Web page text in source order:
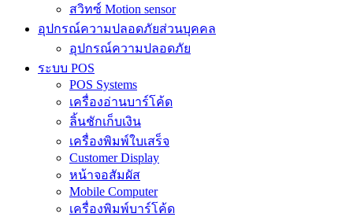
สวิทซ์ Motion sensor
อุปกรณ์ความปลอดภัยส่วนบุคคล
อุปกรณ์ความปลอดภัย
ระบบ POS
POS Systems
เครื่องอ่านบาร์โค้ด
ลิ้นชักเก็บเงิน
เครื่องพิมพ์ใบเสร็จ
Customer Display
หน้าจอสัมผัส
Mobile Computer
เครื่องพิมพ์บาร์โค้ด